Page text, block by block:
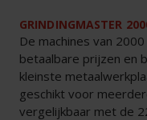
GRINDINGMASTER
De machines van
betaalbare prijzen en
kleinste
geschikt voor
vergelijkbaar met de